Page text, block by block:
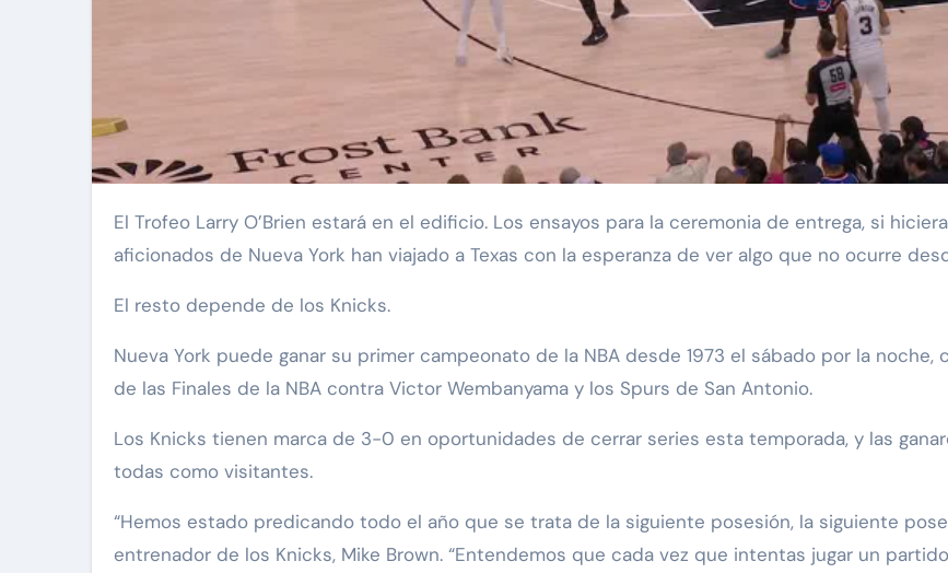
El Trofeo Larry O’Brien estará en el edificio. Los ensayos para la ceremonia de entrega, si hiciera falta, ya están completos. Miles de
aficionados de Nueva York han viajado a Texas con la esperanza de ver algo que no ocurre
El resto depende de los Knicks.
Nueva York puede ganar su primer campeonato de la NBA desde 1973 el sábado por la
de las Finales de la NBA contra Victor Wembanyama y los Spurs de San Antonio.
Los Knicks tienen marca de 3-0 en oportunidades de cerrar series esta temporada, y las
todas como visitantes.
“Hemos estado predicando todo el año que se trata de la siguiente posesión, la siguiente
entrenador de los Knicks, Mike Brown. “Entendemos que cada vez que intentas jugar un